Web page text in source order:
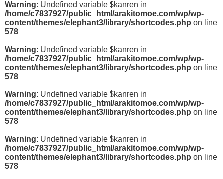
Warning : Undefined variable $kanren in
/home/c7837927/public_html/arakitomoe.com/wp/wp-
content/themes/elephant3/library/shortcodes.php on line
578
Warning : Undefined variable $kanren in
/home/c7837927/public_html/arakitomoe.com/wp/wp-
content/themes/elephant3/library/shortcodes.php on line
578
Warning : Undefined variable $kanren in
/home/c7837927/public_html/arakitomoe.com/wp/wp-
content/themes/elephant3/library/shortcodes.php on line
578
Warning : Undefined variable $kanren in
/home/c7837927/public_html/arakitomoe.com/wp/wp-
content/themes/elephant3/library/shortcodes.php on line
578